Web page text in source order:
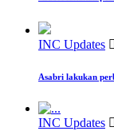
INC Updates
Asabri lakukan
INC Updates